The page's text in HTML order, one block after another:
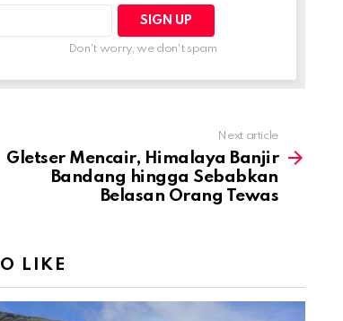
Don't worry, we don't spam
Next article
Gletser Mencair, Himalaya Banjir
Bandang hingga Sebabkan
Belasan Orang Tewas
LIKE